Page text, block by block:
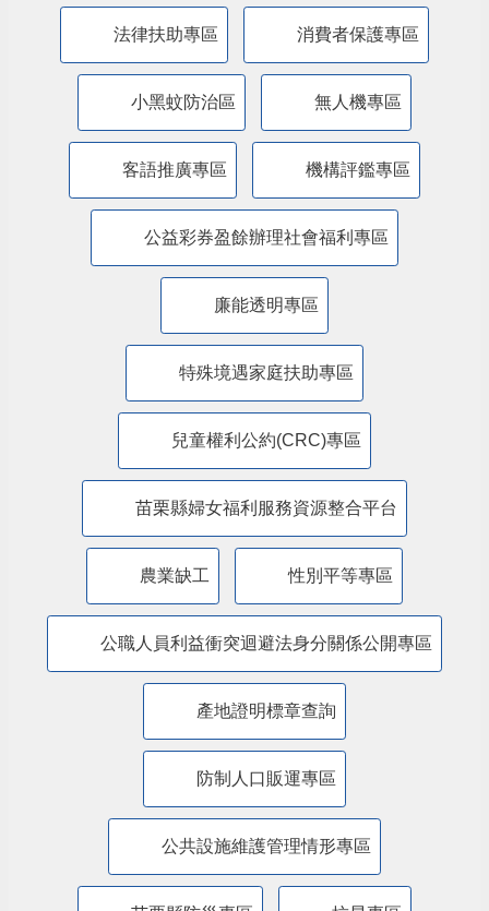
苗栗縣政府新住民照顧輔導資訊網
法律扶助專區 消費者保護專區
小黑蚊防治區 無人機專區
客語推廣專區 機構評鑑專區
公益彩券盈餘辦理社會福利專區
廉能透明專區
特殊境遇家庭扶助專區
兒童權利公約(CRC)專區
苗栗縣婦女福利服務資源整合平台
農業缺工 性別平等專區
公職人員利益衝突迴避法身分關係公開專區
產地證明標章查詢
防制人口販運專區
​公共設施維護管理情形專區